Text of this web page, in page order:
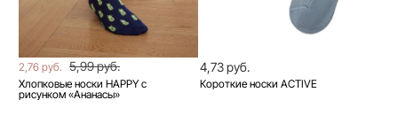
2,76 руб. 5,99 руб.
Хлопковые носки HAPPY с
рисунком «Ананасы»
4,73 руб.
Короткие носки ACTIVE